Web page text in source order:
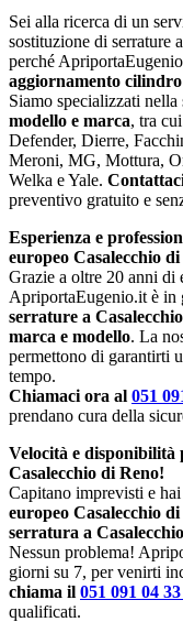
Sei alla ricerca di un
sostituzione di serrature
perché
aggiornamento
Siamo specializzati nella
modello e marca, tra
Defender, Dierre,
Meroni, MG, Mottura,
Welka e Yale.
preventivo gratuito e
Esperienza e
europeo Casalecchio
Grazie a oltre 20 anni di
ApriportaEugenio.it è in
serrature a
marca e modello. La
permettono di garantirti
tempo.
Chiamaci ora al 051
prendano cura della
Velocità e disponibilità
Casalecchio di Reno!
Capitano imprevisti e
europeo Casalecchio
serratura a
Nessun problema!
giorni su 7, per venirti
chiama il 051 091 04 33
qualificati.